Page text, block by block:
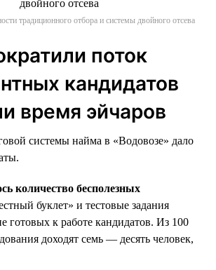
традиционного отбора и системы двойного отсева
поток
кандидатов
время эйчаров
системы найма в «Водовозе» дало
количество бесполезных
буклет» и тестовые задания
готовых к работе кандидатов. Из 100
доходят семь — десять человек,